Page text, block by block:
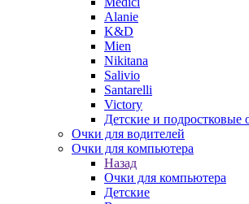
Alanie
K&D
Mien
Nikitana
Salivio
Santarelli
Victory
Детские и подростковые
Очки для водителей
Очки для компьютера
Назад
Очки для компьютера
Детские